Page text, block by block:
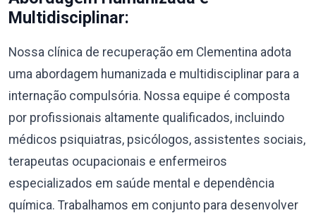
Multidisciplinar:
Nossa clínica de recuperação em Clementina adota
uma abordagem humanizada e multidisciplinar para a
internação compulsória. Nossa equipe é composta
por profissionais altamente qualificados, incluindo
médicos psiquiatras, psicólogos, assistentes sociais,
terapeutas ocupacionais e enfermeiros
especializados em saúde mental e dependência
química. Trabalhamos em conjunto para desenvolver